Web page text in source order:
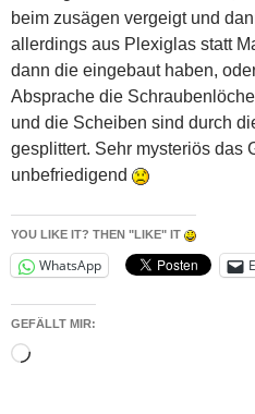
beim zusägen vergeigt und
allerdings aus Plexiglas statt
dann die eingebaut haben,
Absprache die
und die Scheiben sind durch
gesplittert. Sehr mysteriös das
unbefriedigend
YOU LIKE IT? THEN "LIKE" IT
WhatsApp
GEFÄLLT MIR:
Wird